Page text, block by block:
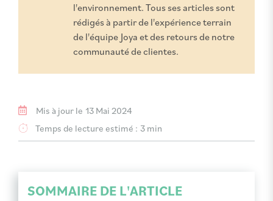
l'environnement. Tous ses articles sont
rédigés à partir de l'expérience terrain
de l'équipe Joya et des retours de notre
communauté de clientes.
Mis à jour le 13 Mai 2024
Temps de lecture estimé : 3 min
SOMMAIRE DE L'ARTICLE